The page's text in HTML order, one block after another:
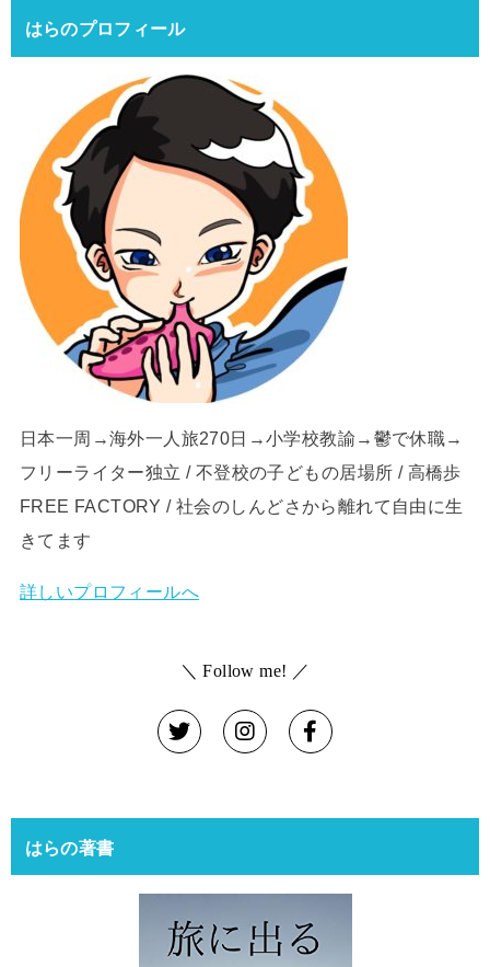
はらのプロフィール
日本一周→海外一人旅270日→小学校教諭→鬱で休職→
フリーライター独立 / 不登校の子どもの居場所 / 高橋歩
FREE FACTORY / 社会のしんどさから離れて自由に生
きてます
詳しいプロフィールへ
＼ Follow me! ／
はらの著書